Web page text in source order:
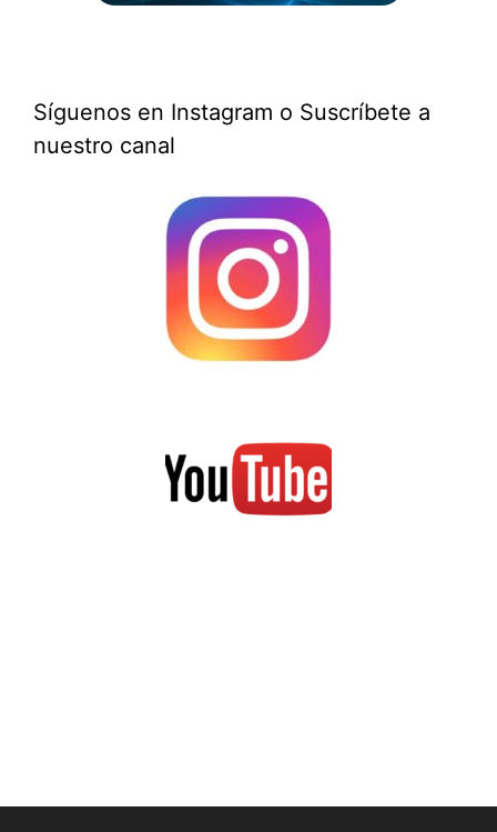
Síguenos en Instagram o Suscríbete a
nuestro canal